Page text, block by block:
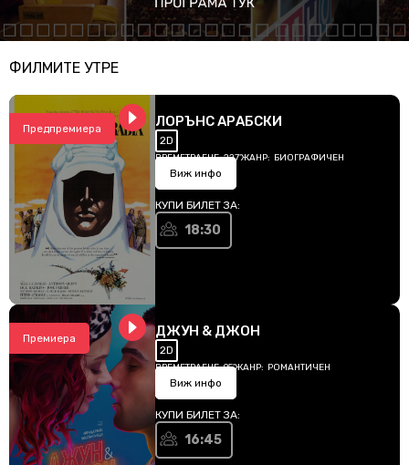
ФИЛМИТЕ УТРЕ
Предпремиера ЛОРЪНС АРАБСКИ
2D
ВРЕМЕТРАЕНЕ:227'ЖАНР: БИОГРАФИЧЕН
Виж инфо
КУПИ БИЛЕТ ЗА:
18:30
Премиера ДЖУН & ДЖОН
2D
ВРЕМЕТРАЕНЕ:95'ЖАНР: РОМАНТИЧЕН
Виж инфо
КУПИ БИЛЕТ ЗА:
16:45